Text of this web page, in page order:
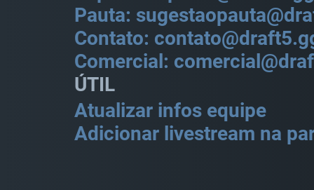
Pauta:
Contato:
Comercial:
ÚTIL
Atualizar infos equipe
Adicionar livestream na